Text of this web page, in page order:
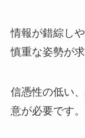
情報が錯綜し
慎重な姿勢が
信憑性の低い
意が必要です。